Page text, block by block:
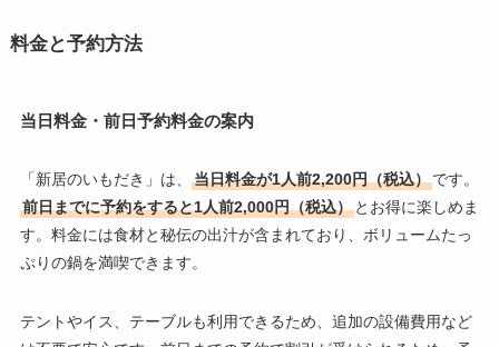
料金と予約方法
当日料金・前日予約料金の案内
「新居のいもだき」は、 当日料金が1人前2,200円（税込）です。
前日までに予約をすると1人前2,000円（税込）とお得に楽しめま
す。料金には食材と秘伝の出汁が含まれており、ボリュームたっ
ぷりの鍋を満喫できます。
テントやイス、テーブルも利用できるため、追加の設備費用など